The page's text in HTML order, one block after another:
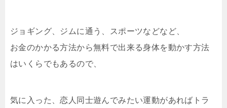
ジョギング、ジムに通う、スポーツなどなど、
お金のかかる方法から無料で出来る身体を動かす方法
はいくらでもあるので、
気に入った、恋人同士遊んでみたい運動があればトラ